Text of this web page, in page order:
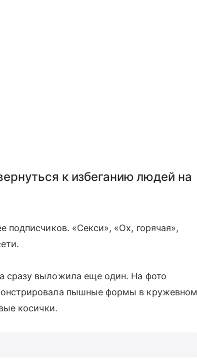
к избеганию людей на
подписчиков. «Секси», «Ох, горячая»,
выложила еще один. На фото
пышные формы в кружевном
косички.